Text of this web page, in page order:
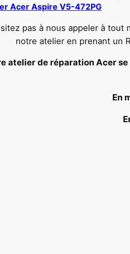
Acer Aspire V5-472PG
pas à nous appeler à
notre atelier en prenant un
atelier de réparation Acer
En